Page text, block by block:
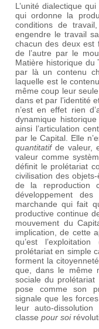
L’unité dialectique
qui ordonne la
conditions de
engendre le travail
chacun des deux est
de l’autre par le
Matière historique du
par là un contenu
laquelle est le
même coup leur
dans et par l’identité
n’est en effet rien
dynamique
ainsi l’articulation
par le Capital. Elle
quantitatifde valeur,
valeur comme
définit le prolétariat
civilisation des
de la reproduction
développement des
marchande qui fait
productive continue
mouvement du
implication, de cette
qu’est
prolétariat en simple
forment la
que, dans le même
sociale du
pose comme son
signale que les
leur auto-
classe pour soi